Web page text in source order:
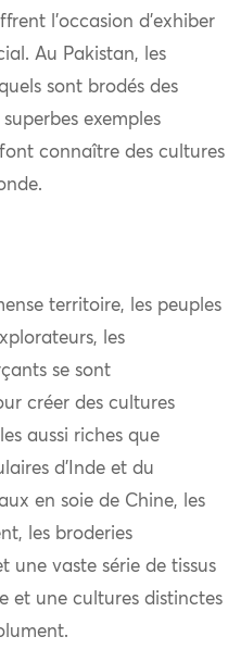
l’occasion d’exhiber
Au Pakistan, les
sont brodés des
exemples
connaître des cultures
territoire, les peuples
les
se sont
créer des cultures
aussi riches que
d’Inde et du
en soie de Chine, les
les broderies
une vaste série de tissus
et une cultures distinctes